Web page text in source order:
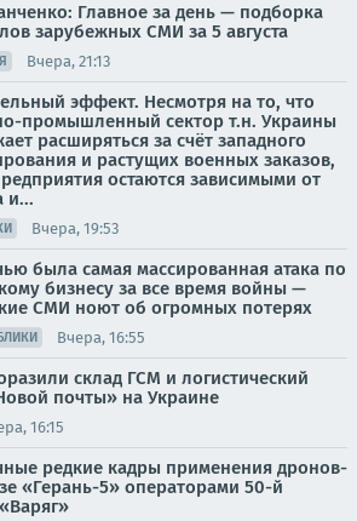
Главное за день — подборка
зарубежных СМИ за 5 августа
Вчера, 21:13
эффект. Несмотря на то, что
промышленный сектор т.н. Украины
расширяться за счёт западного
и растущих военных заказов,
остаются зависимыми от
и...
Вчера, 19:53
была самая массированная атака по
бизнесу за все время войны —
СМИ ноют об огромных потерях
Вчера, 16:55
склад ГСМ и логистический
почты» на Украине
16:15
редкие кадры применения дронов-
«Герань-5» операторами 50-й